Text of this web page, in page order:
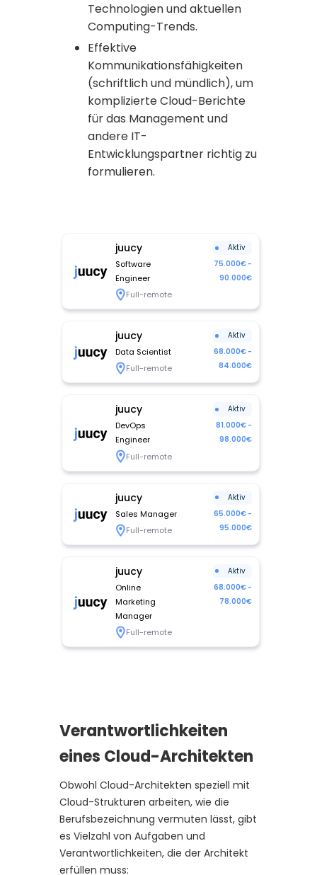
Technologien und aktuellen
Computing-Trends.
Effektive
Kommunikationsfähigkeiten
(schriftlich und mündlich), um
komplizierte Cloud-Berichte
für das Management und
andere IT-
Entwicklungspartner richtig zu
formulieren.
juucy
Software
Engineer
Full-remote
Aktiv
75.000€ -
90.000€
juucy
Data Scientist
Full-remote
Aktiv
68.000€ -
84.000€
juucy
DevOps
Engineer
Full-remote
Aktiv
81.000€ -
98.000€
juucy
Sales Manager
Full-remote
Aktiv
65.000€ -
95.000€
juucy
Online
Marketing
Manager
Full-remote
Aktiv
68.000€ -
78.000€
Verantwortlichkeiten
eines Cloud-Architekten
Obwohl Cloud-Architekten speziell mit
Cloud-Strukturen arbeiten, wie die
Berufsbezeichnung vermuten lässt, gibt
es Vielzahl von Aufgaben und
Verantwortlichkeiten, die der Architekt
erfüllen muss: